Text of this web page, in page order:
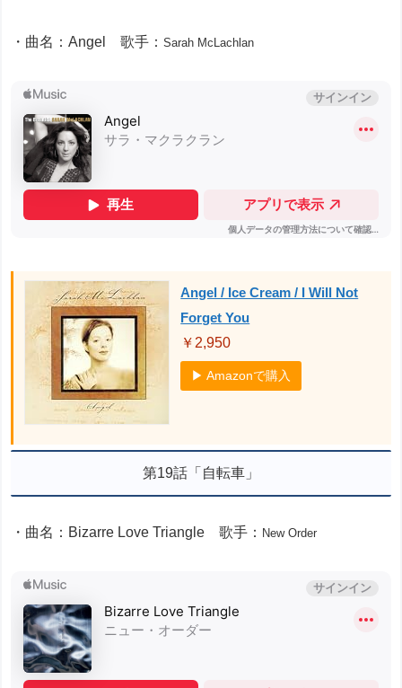
・曲名：Angel 歌手：Sarah McLachlan
Angel / Ice Cream / I Will Not
Forget You
￥2,950
▶ Amazonで購入
第19話「自転車」
・曲名：Bizarre Love Triangle 歌手： New Order